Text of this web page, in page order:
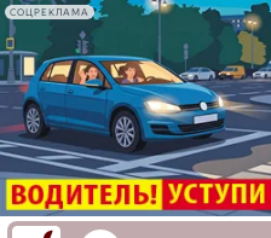
СОЦРЕКЛАМА